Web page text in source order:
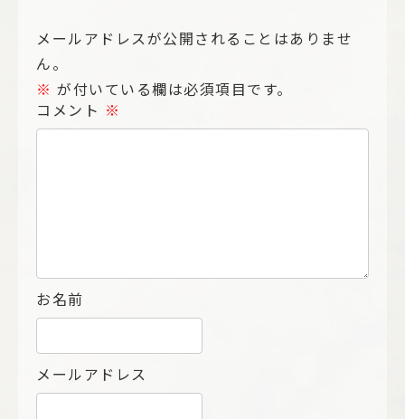
メールアドレスが公開されることはありませ
ん。
※ が付いている欄は必須項目です。
コメント ※
お名前
メールアドレス